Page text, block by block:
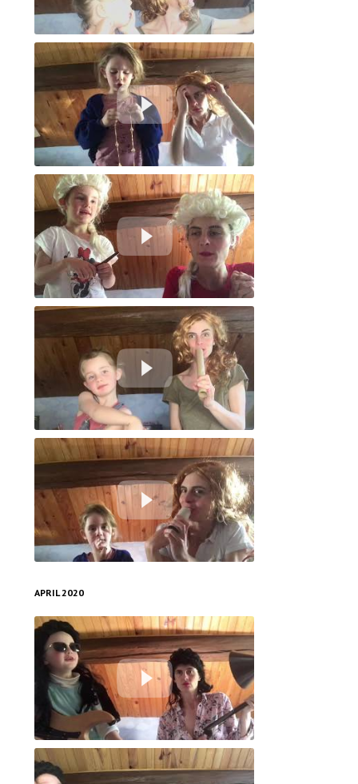
Que devient le baiser de cinéma ?
Sondage - Macron fait-il partie de notre public ?
Visio ministérielle
Confinement - Comment faire taire son enfant ou le faux retour à la normale.
APRIL 2020
Le tube : Il y a plus de gens morts que de réveillés